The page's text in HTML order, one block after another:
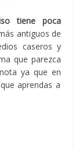
tiene poca
antiguos de
caseros y
que parezca
ya que en
aprendas a